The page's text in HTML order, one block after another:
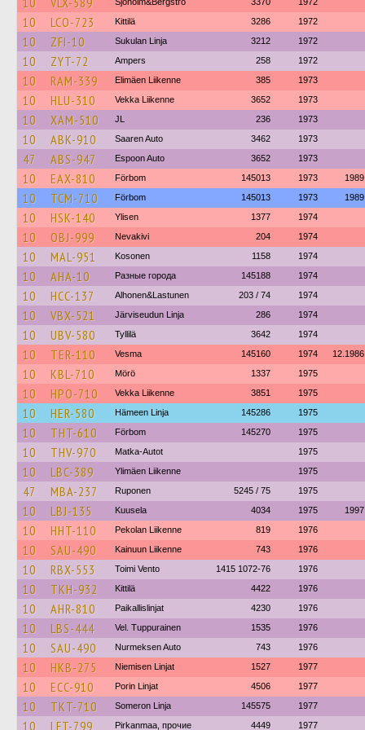
10 LCO-723 Kittilä 3286 1972
10 ZFI-10 Sukulan Linja 3212 1972
10 ZYT-72 Ampers 258 1972
10 RAM-339 Elimäen Liikenne 385 1973
10 HLU-310 Vekka Liikenne 3652 1973
10 XAM-510 JL 236 1973
10 ABK-910 Saaren Auto 3462 1973
47 ABS-947 Espoon Auto 3652 1973
10 EAX-810 Förbom 145013 1973 1989
10 TCM-710 Förbom 145013 1973 1989
10 HSK-140 Ylisen 1377 1974
10 OBJ-999 Nevakivi 204 1974
10 MAL-951 Kosonen 1158 1974
10 AHA-10 Разные города 145188 1974
10 HCC-137 Alhonen&Lastunen 203 / 74 1974
10 VBX-521 Järviseudun Linja 286 1974
10 UBV-580 Tyllilä 3642 1974
10 TER-110 Vesma 145160 1974 12.1986
10 KBL-710 Mörö 1337 1975
10 HPO-710 Vekka Liikenne 3851 1975
10 HER-580 Hämeen Linja 145286 1975
10 THT-610 Förbom 145270 1975
10 THV-970 Matka-Autot 1975
10 LBC-389 Ylimäen Liikenne 1975
47 MBA-237 Ruponen 5245 / 75 1975
10 LBJ-135 Kuusela 4034 1975 1997
10 HHT-110 Pekolan Liikenne 819 1976
10 SAU-490 Kainuun Liikenne 743 1976
10 RBX-553 Toimi Vento 1415 1072-76 1976
10 TKH-932 Kittilä 4422 1976
10 AHR-810 Paikallislinjat 4230 1976
10 LBS-444 Vel. Tuppurainen 1535 1976
10 SAU-490 Nurmeksen Auto 743 1976
10 HKB-275 Niemisen Linjat 1527 1977
10 ECC-910 Porin Linjat 4506 1977
10 TKT-710 Someron Linja 145575 1977
10 LFT-799 Pirkanmaa, прочие 4449 1977